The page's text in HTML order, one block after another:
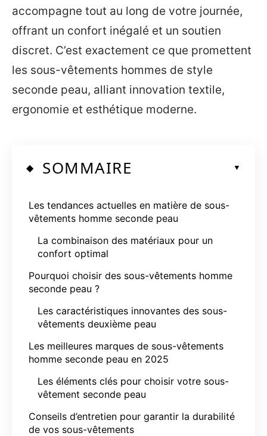
accompagne tout au long de votre journée,
offrant un confort inégalé et un soutien
discret. C’est exactement ce que promettent
les sous-vêtements hommes de style
seconde peau, alliant innovation textile,
ergonomie et esthétique moderne.
SOMMAIRE
Les tendances actuelles en matière de sous-
vêtements homme seconde peau
La combinaison des matériaux pour un
confort optimal
Pourquoi choisir des sous-vêtements homme
seconde peau ?
Les caractéristiques innovantes des sous-
vêtements deuxième peau
Les meilleures marques de sous-vêtements
homme seconde peau en 2025
Les éléments clés pour choisir votre sous-
vêtement seconde peau
Conseils d’entretien pour garantir la durabilité
de vos sous-vêtements